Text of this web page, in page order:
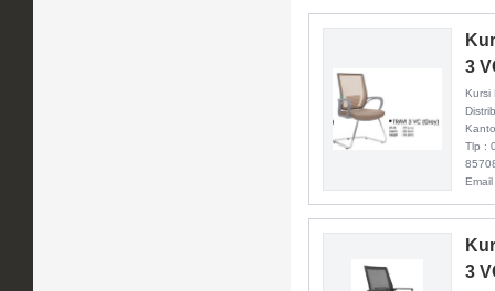
3
Kursi
Tlp :
3